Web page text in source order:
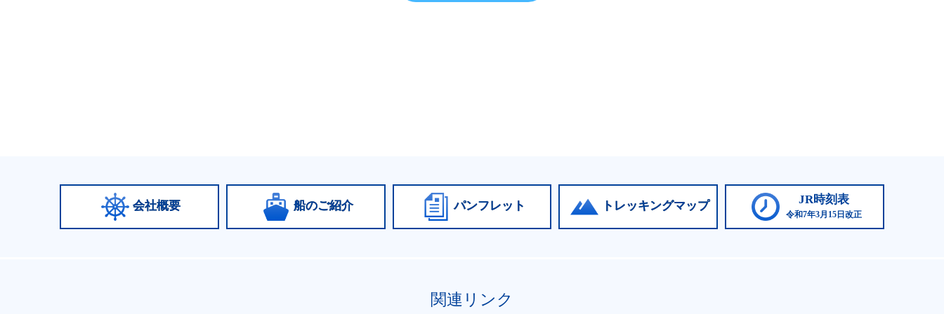
会社概要 船のご紹介 パンフレット トレッキングマップ JR時刻表
令和7年3月15日改正
関連リンク